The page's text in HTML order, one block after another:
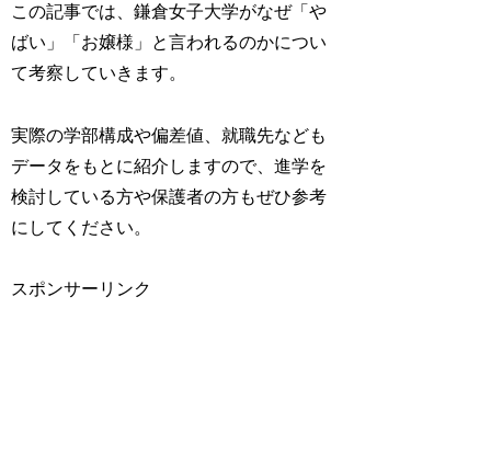
この記事では、鎌倉女子大学がなぜ「や
ばい」「お嬢様」と言われるのかについ
て考察していきます。
実際の学部構成や偏差値、就職先なども
データをもとに紹介しますので、進学を
検討している方や保護者の方もぜひ参考
にしてください。
スポンサーリンク